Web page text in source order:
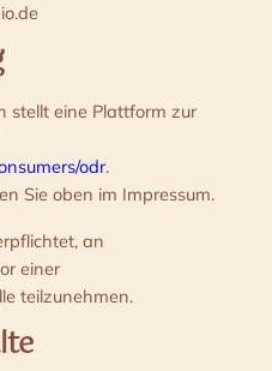
stellt eine Plattform zur
odr.
Sie oben im Impressum.
an
einer
teilzunehmen.